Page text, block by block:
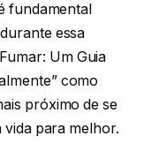
fundamental
essa
Um Guia
como
próximo de se
para melhor.